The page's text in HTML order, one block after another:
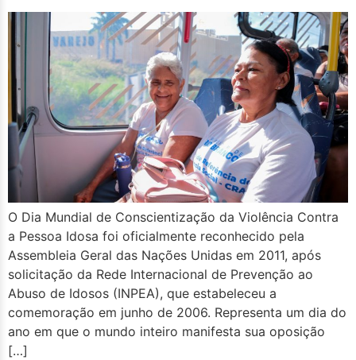
O Dia Mundial de Conscientização da Violência Contra
a Pessoa Idosa foi oficialmente reconhecido pela
Assembleia Geral das Nações Unidas em 2011, após
solicitação da Rede Internacional de Prevenção ao
Abuso de Idosos (INPEA), que estabeleceu a
comemoração em junho de 2006. Representa um dia do
ano em que o mundo inteiro manifesta sua oposição
[…]